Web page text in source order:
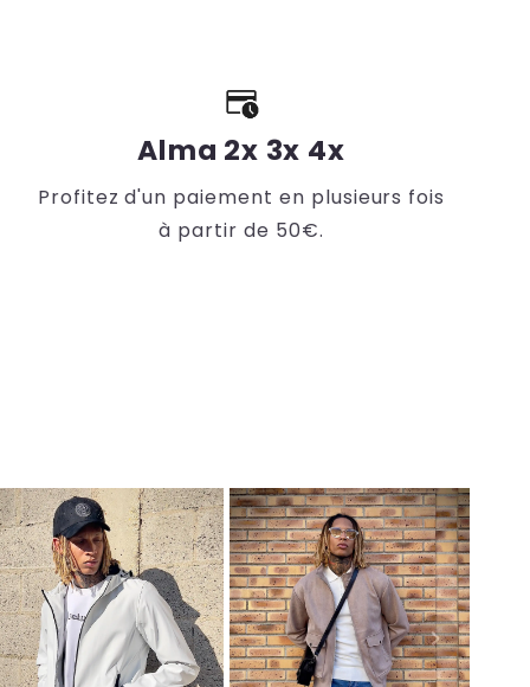
Alma 2x 3x 4x
Profitez d'un paiement en plusieurs fois
à partir de 50€.